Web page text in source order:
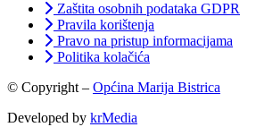
Zaštita osobnih podataka GDPR
Pravila korištenja
Pravo na pristup informacijama
Politika kolačića
© Copyright – Općina Marija Bistrica
Developed by krMedia